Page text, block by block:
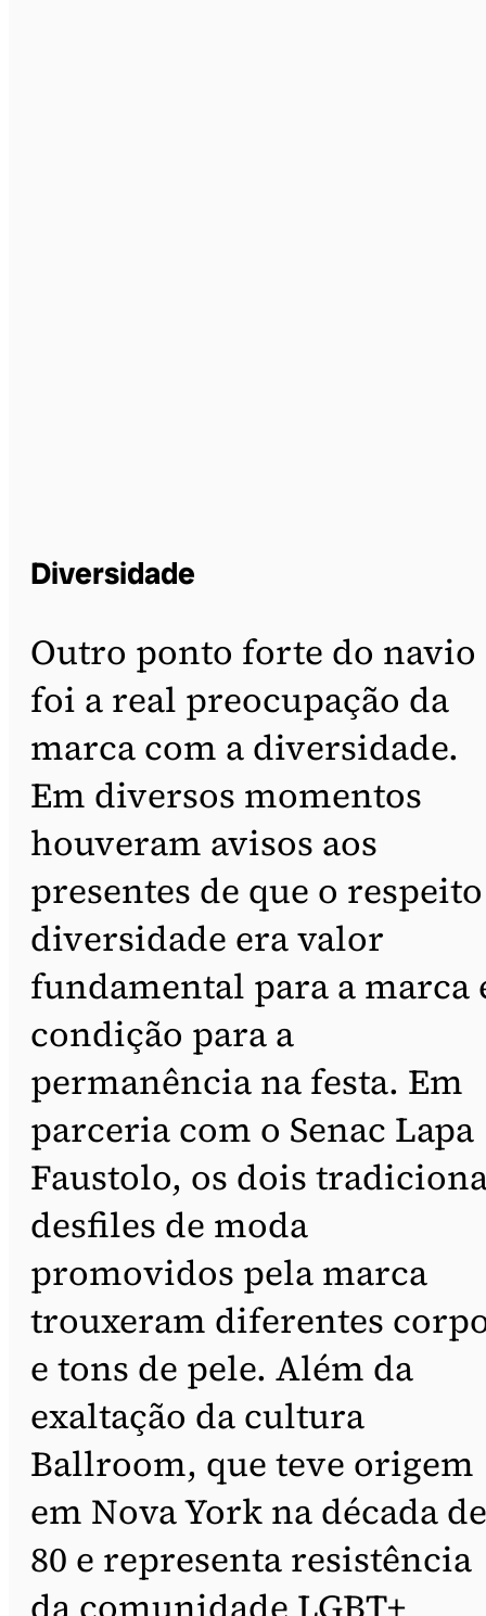
Diversidade
Outro ponto forte do navio
foi a real preocupação da
marca com a diversidade.
Em diversos momentos
houveram avisos aos
presentes de que o
diversidade era valor
fundamental para a marca
condição para a
permanência na festa. Em
parceria com o Senac Lapa
Faustolo, os dois
desfiles de moda
promovidos pela marca
trouxeram diferentes
e tons de pele. Além da
exaltação da cultura
Ballroom, que teve origem
em Nova York na década de
80 e representa resistência